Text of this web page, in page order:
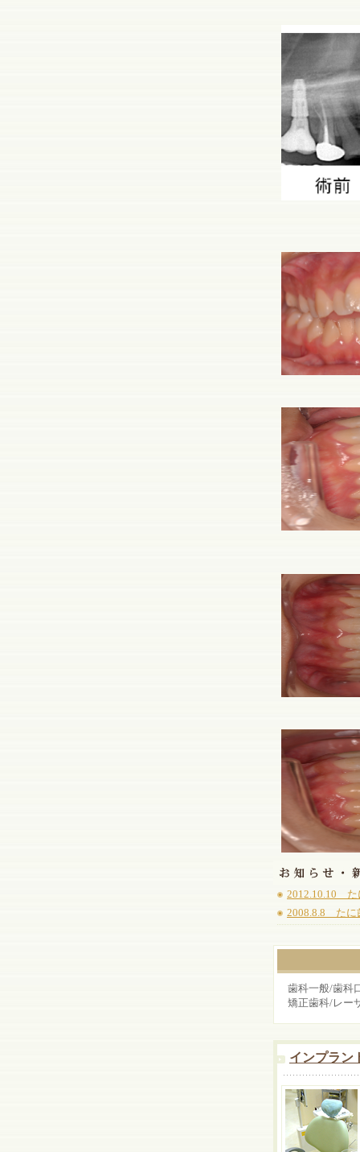
2012.10.10 た
2008.8.8 たに
歯科一般/歯科
矯正歯科/レー
インプラン